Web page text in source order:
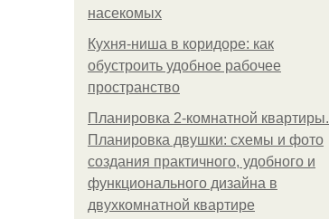
насекомых
Кухня-ниша в коридоре: как
обустроить удобное рабочее
пространство
Планировка 2-комнатной квартиры.
Планировка двушки: схемы и фото
создания практичного, удобного и
функционального дизайна в
двухкомнатной квартире